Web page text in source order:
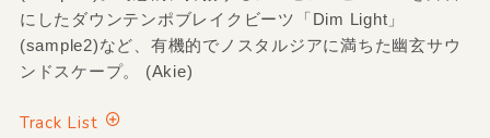
にしたダウンテンポブレイクビーツ「Dim Light」
(sample2)など、有機的でノスタルジアに満ちた幽玄サウ
ンドスケープ。 (Akie)
Track List